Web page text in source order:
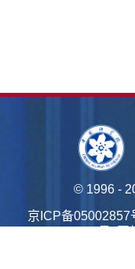
© 1996 -
京ICP备05002857